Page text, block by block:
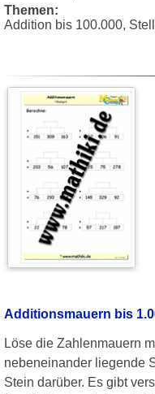
Themen:
Addition bis 100.000,
Additionsmauern bis
Löse die Zahlenmauern
nebeneinander liegende
Stein darüber. Es gibt